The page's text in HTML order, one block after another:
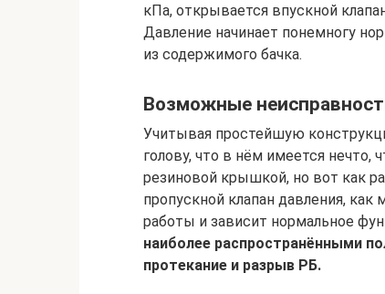
кПа, открывается впускной
Давление начинает понемногу
из содержимого бачка.
Возможные
Учитывая простейшую
голову, что в нём имеется
резиновой крышкой, но вот как
пропускной клапан давления,
работы и зависит нормальное
наиболее распространёнными
протекание и разрыв РБ.